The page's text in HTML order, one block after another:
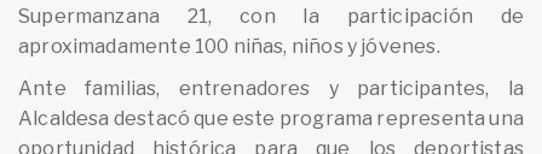
Supermanzana 21, con la participación de
aproximadamente 100 niñas, niños y jóvenes.
Ante familias, entrenadores y participantes, la
Alcaldesa destacó que este programa representa una
oportunidad histórica para que los deportistas